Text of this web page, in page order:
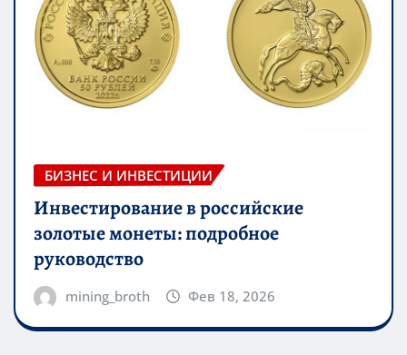
БИЗНЕС И ИНВЕСТИЦИИ
Инвестирование в российские
золотые монеты: подробное
руководство
mining_broth Фев 18, 2026